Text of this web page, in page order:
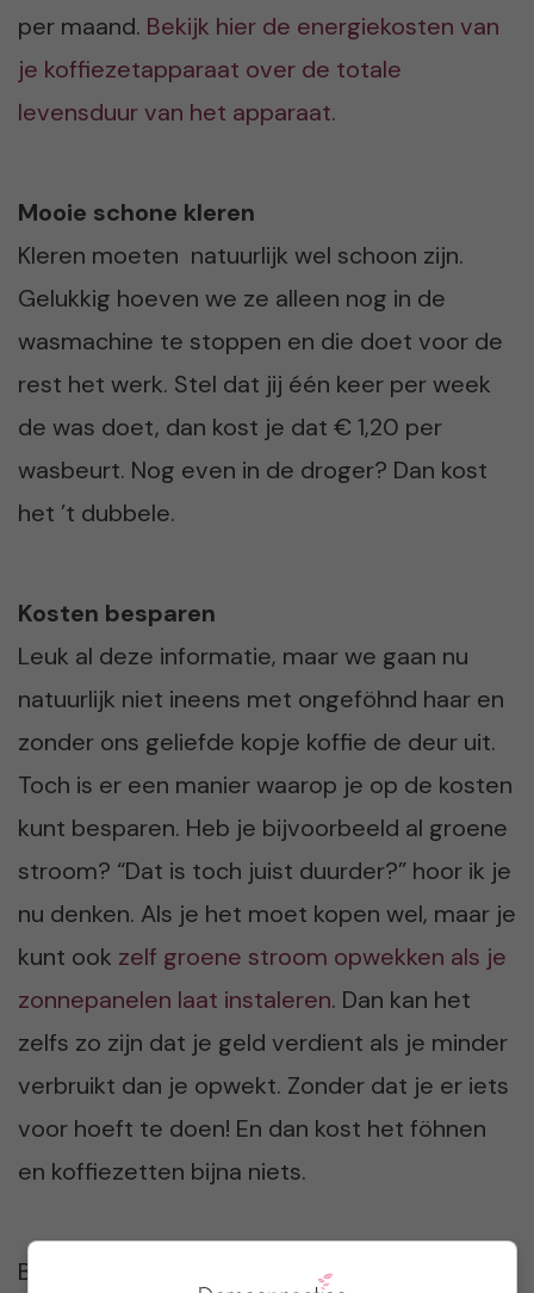
per maand. Bekijk hier de energiekosten van
je koffiezetapparaat over de totale
levensduur van het apparaat.
Mooie schone kleren
Kleren moeten natuurlijk wel schoon zijn.
Gelukkig hoeven we ze alleen nog in de
wasmachine te stoppen en die doet voor de
rest het werk. Stel dat jij één keer per week
de was doet, dan kost je dat € 1,20 per
wasbeurt. Nog even in de droger? Dan kost
het ’t dubbele.
Kosten besparen
Leuk al deze informatie, maar we gaan nu
natuurlijk niet ineens met ongeföhnd haar en
zonder ons geliefde kopje koffie de deur uit.
Toch is er een manier waarop je op de kosten
kunt besparen. Heb je bijvoorbeeld al groene
stroom? “Dat is toch juist duurder?” hoor ik je
nu denken. Als je het moet kopen wel, maar je
kunt ook zelf groene stroom opwekken als je
zonnepanelen laat instaleren. Dan kan het
zelfs zo zijn dat je geld verdient als je minder
verbruikt dan je opwekt. Zonder dat je er iets
voor hoeft te doen! En dan kost het föhnen
en koffiezetten bijna niets.
Bron kosten berekening: